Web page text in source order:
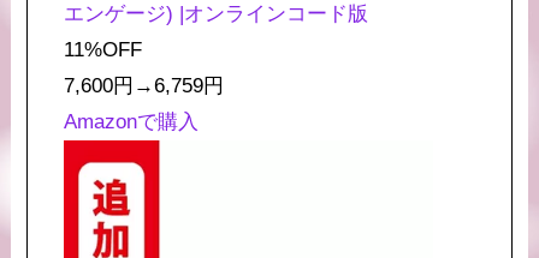
エンゲージ) |オンラインコード版
11%OFF
7,600円 →6,759円
Amazonで購入